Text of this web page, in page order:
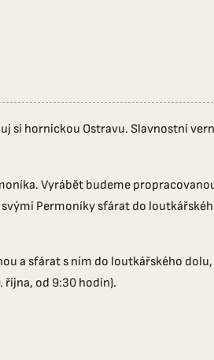
si hornickou Ostravu. Slavnostní
Vyrábět budeme
Permoníky sfárat do
a sfárat s ním do loutkářského dolu,
října, od 9:30 hodin).